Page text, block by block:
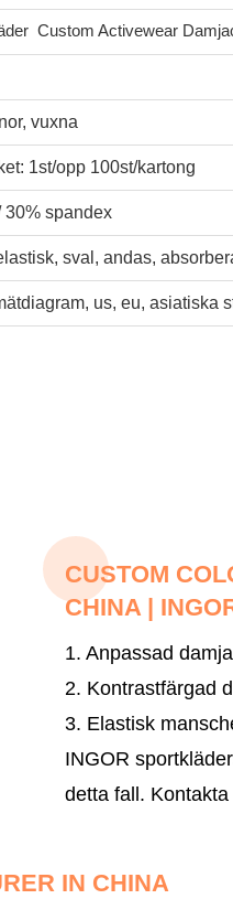
Custom Activewear
vuxna
1st/opp 100st/kartong
spandex
sval, andas,
us, eu, asiatiska
CUSTOM
CHINA |
1. Anpassad
2. Kontrastfärgad
3. Elastisk
INGOR
detta fall.
IN CHINA